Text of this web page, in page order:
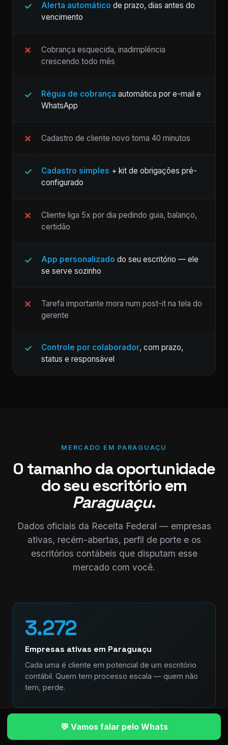
Alerta automático de prazo, dias antes do
vencimento
Cobrança esquecida, inadimplência
crescendo todo mês
Régua de cobrança automática por e-mail e
WhatsApp
Cadastro de cliente novo toma 40 minutos
Cadastro simples + kit de obrigações pré-
configurado
Cliente liga 5x por dia pedindo guia, balanço,
certidão
App personalizado do seu escritório — ele
se serve sozinho
Tarefa importante mora num post-it na tela do
gerente
Controle por colaborador, com prazo,
status e responsável
MERCADO EM PARAGUAÇU
O tamanho da oportunidade
do seu escritório em
Paraguaçu.
Dados oficiais da Receita Federal — empresas
ativas, recém-abertas, perfil de porte e os
escritórios contábeis que disputam esse
mercado com você.
3.272
Empresas ativas em Paraguaçu
Cada uma é cliente em potencial de um escritório
contábil. Quem tem processo escala — quem não
tem, perde.
💬 Vamos falar pelo Whats